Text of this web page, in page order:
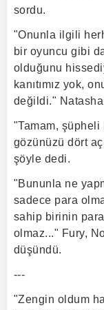
sordu.
"Onunla ilgili
bir oyuncu gibi
olduğunu
kanıtımız yok,
değildi." Natasha
"Tamam, şüpheli
gözünüzü dört
şöyle dedi.
"Bununla ne
sadece para
sahip birinin
olmaz..." Fury,
düşündü.
---
"Zengin oldum